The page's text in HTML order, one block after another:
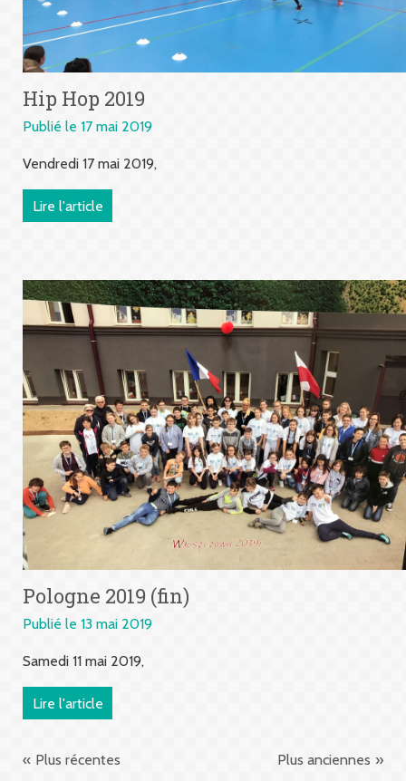
Hip Hop 2019
Publié le 17 mai 2019
Vendredi 17 mai 2019,
Lire l'article
Pologne 2019 (fin)
Publié le 13 mai 2019
Samedi 11 mai 2019,
Lire l'article
Plus récentes Plus anciennes